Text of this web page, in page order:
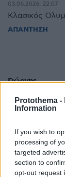
Protothema -
Information
If you wish to
processing of
targeted
section to
opt-out request
03.06.2026, 22:07
Κλασικός
ΑΠΑΝΤΗΣΗ
Γιώργης
Άρχισε πάλι
Παναθηναικοι
ΑΠΑΝΤΗΣΗ